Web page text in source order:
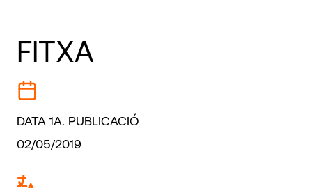
FITXA
DATA 1A. PUBLICACIÓ
02/05/2019